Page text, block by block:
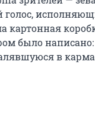
голос,
картонная
было написано:
в